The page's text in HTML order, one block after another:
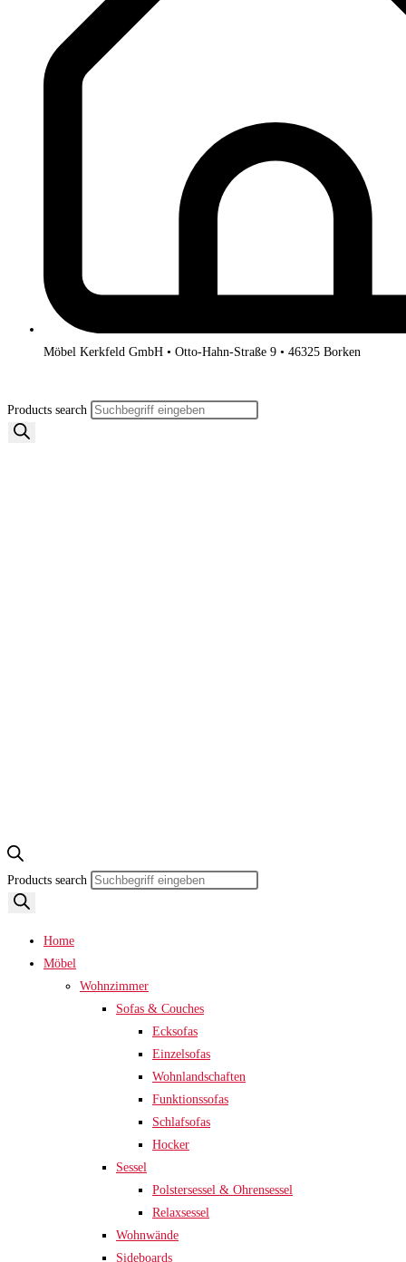
Möbel Kerkfeld GmbH • Otto-Hahn-Straße 9 • 46325 Borken
Products search
Products search
Home
Möbel
Wohnzimmer
Sofas & Couches
Ecksofas
Einzelsofas
Wohnlandschaften
Funktionssofas
Schlafsofas
Hocker
Sessel
Polstersessel & Ohrensessel
Relaxsessel
Wohnwände
Sideboards